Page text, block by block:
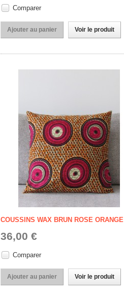
Comparer
Ajouter au panier Voir le produit
COUSSINS WAX BRUN ROSE ORANGE
36,00 €
Comparer
Ajouter au panier Voir le produit